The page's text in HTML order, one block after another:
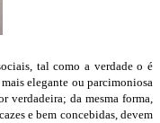
tal como a verdade o é
elegante ou parcimoniosa
verdadeira; da mesma forma,
e bem concebidas, devem